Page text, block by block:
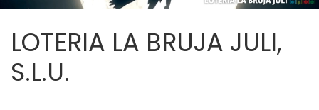
LOTERIA LA BRUJA JULI,
S.L.U.